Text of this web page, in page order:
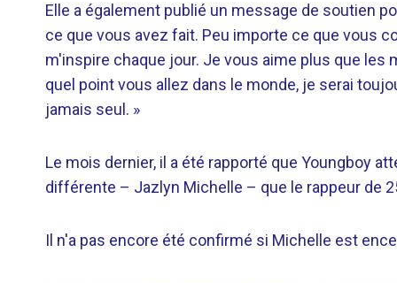
Elle a également publié un message de soutien
ce que vous avez fait. Peu importe ce que vous
m'inspire chaque jour. Je vous aime plus que les
quel point vous allez dans le monde, je serai
jamais seul. »
Le mois dernier, il a été rapporté que Youngboy
différente – Jazlyn Michelle – que le rappeur de
Il n'a pas encore été confirmé si Michelle est